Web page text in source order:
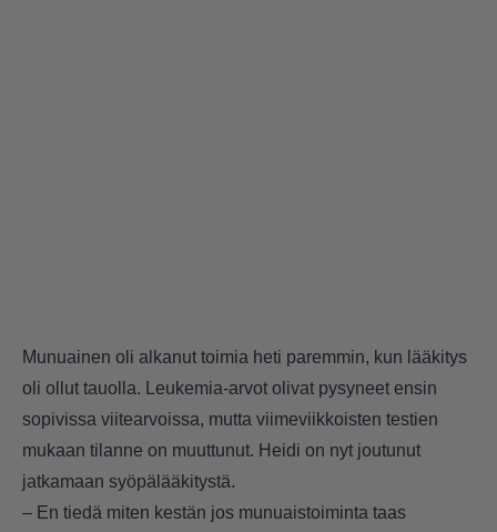
Munuainen oli alkanut toimia heti paremmin, kun lääkitys
oli ollut tauolla. Leukemia-arvot olivat pysyneet ensin
sopivissa viitearvoissa, mutta viimeviikkoisten testien
mukaan tilanne on muuttunut. Heidi on nyt joutunut
jatkamaan syöpälääkitystä.
– En tiedä miten kestän jos munuaistoiminta taas